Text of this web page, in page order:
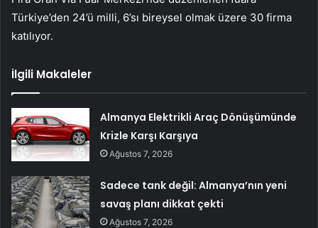
Türkiye’den 24’ü milli, 6’sı bireysel olmak üzere 30 firma
katılıyor.
İlgili Makaleler
Almanya Elektrikli Araç Dönüşümünde
Krizle Karşı Karşıya
Ağustos 7, 2026
Sadece tank değil: Almanya’nın yeni
savaş planı dikkat çekti
Ağustos 7, 2026